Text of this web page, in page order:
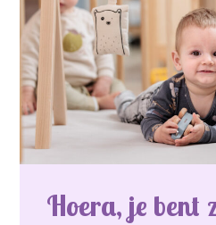
Hoera, je bent